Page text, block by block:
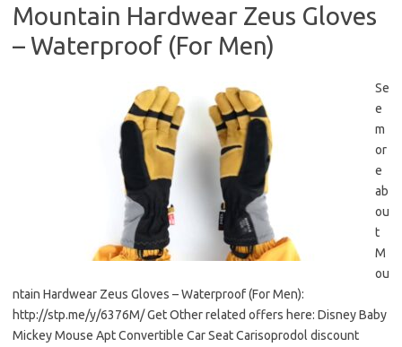
Mountain Hardwear Zeus Gloves
– Waterproof (For Men)
Se
e
m
or
e
ab
ou
t
M
ou
ntain Hardwear Zeus Gloves – Waterproof (For Men):
http://stp.me/y/6376M/ Get Other related offers here: Disney Baby
Mickey Mouse Apt Convertible Car Seat Carisoprodol discount